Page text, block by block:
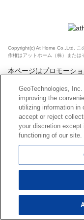
Copyright(c) At Home Co.,Ltd. こ
作権はアットホーム（株）または
本ページはプロモーシ
GeoTechnologies,
improving the
utilizing information in
accept or reject
your discretion
functioning of our site.